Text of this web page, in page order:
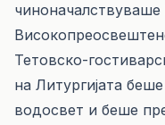
Тетовско-
на Литургијата
водосвет и беше